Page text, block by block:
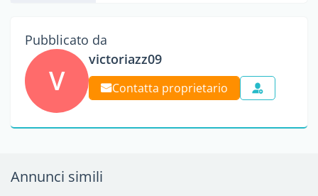
Pubblicato da
V
victoriazz09
Contatta proprietario
Annunci simili